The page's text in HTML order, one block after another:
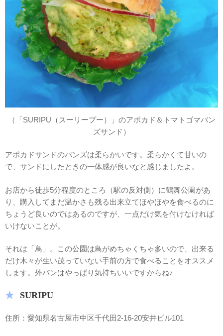
（「SURIPU（スーリープー）」のアポカド＆トマトゴマバン
ズサンド）
アポカドサンドのバンズは柔らかいです。柔らかくて甘いの
で、サンドにしたときの一体感が良いなと感じましたよ。
お店から徒歩5分程度のところ（駅の反対側）に鶴舞公園があ
り、購入してまだ温かさも残る出来立てほやほやを食べるのに
ちょうど良いのではあるのですが、一点だけ気を付けなければ
いけないことが。
それは「鳥」。この公園は鳥がめちゃくちゃ多いので、出来る
だけ木々が生い茂っていない手前の方で食べることをオススメ
します。外パンはやっぱり気持ちいいですからね♪
SURIPU
住所：愛知県名古屋市中区千代田2-16-20安井ビル101